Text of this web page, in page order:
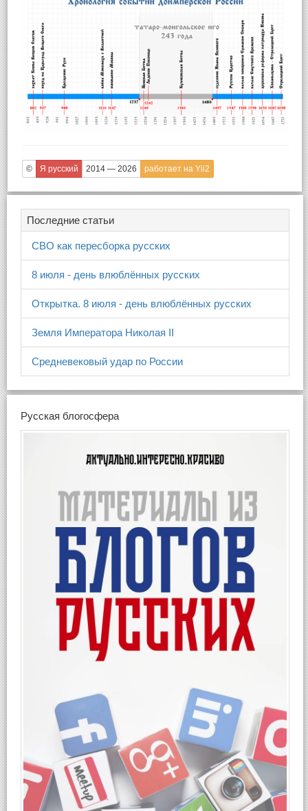
© Я русский 2014 — 2026 работает на Yii2
Последние статьи
СВО как пересборка русских
8 июля - день влюблённых русских
Открытка. 8 июля - день влюблённых русских
Земля Императора Николая II
Средневековый удар по России
Русская блогосфера